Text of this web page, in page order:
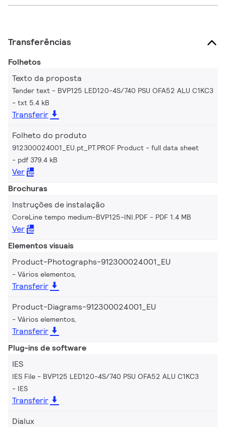
Transferências
Folhetos
Texto da proposta
Tender text - BVP125 LED120-4S/740 PSU OFA52 ALU C1KC3
txt 5.4 kB
Transferir
Folheto do produto
912300024001_EU.pt_PT.PROF Product - full data sheet
pdf 379.4 kB
Ver
Brochuras
Instruções de instalação
CoreLine tempo medium-BVP125-INI.PDF PDF 1.4 MB
Ver
Elementos visuais
Product-Photographs-912300024001_EU
Vários elementos,
Transferir
Product-Diagrams-912300024001_EU
Vários elementos,
Transferir
Plug-ins de software
IES
IES File - BVP125 LED120-4S/740 PSU OFA52 ALU C1KC3
IES
Transferir
Dialux